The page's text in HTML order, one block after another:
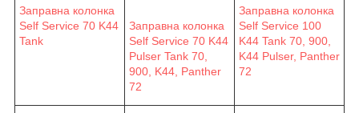
Заправна колонка
Self Service 70 K44
Tank
Заправна колонка
Self Service 70 K44
Pulser Tank 70,
900, K44, Panther
72
Заправна колонка
Self Service 100
K44 Tank 70, 900,
K44 Pulser, Panther
72